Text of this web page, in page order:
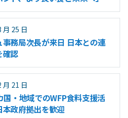
月 25 日
事務局次長が来日 日本との連
確認
月 21 日
国・地域でのWFP食料支援活
政府拠出を歓迎